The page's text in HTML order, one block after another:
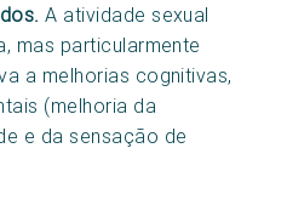
A atividade sexual
mas particularmente
a melhorias cognitivas,
(melhoria da
e da sensação de